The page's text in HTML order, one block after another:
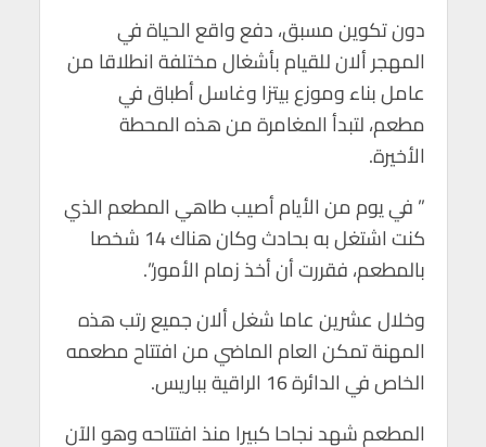
دون تكوين مسبق، دفع واقع الحياة في
المهجر ألان للقيام بأشغال مختلفة انطلاقا من
عامل بناء وموزع بيتزا وغاسل أطباق في
مطعم، لتبدأ المغامرة من هذه المحطة
الأخيرة.
” في يوم من الأيام أصيب طاهي المطعم الذي
كنت اشتغل به بحادث وكان هناك 14 شخصا
بالمطعم، فقررت أن أخذ زمام الأمور”.
وخلال عشرين عاما شغل ألان جميع رتب هذه
المهنة تمكن العام الماضي من افتتاح مطعمه
الخاص في الدائرة 16 الراقية بباريس.
المطعم شهد نجاحا كبيرا منذ افتتاحه وهو الآن